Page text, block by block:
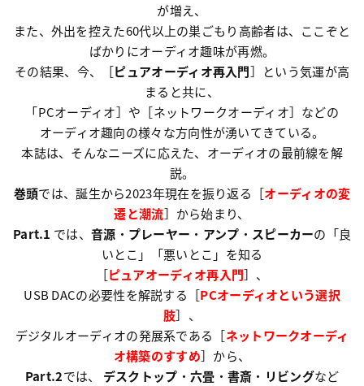
が増え、
また、外出を控えた60代以上の巣ごもり高齢者は、ここぞと
ばかりにオーディオ趣味が再燃。
その結果、今、［ピュアオーディオ再入門］という気運が高
まると共に、
「PCオーディオ］や［ネットワークオーディオ］などの
オーディオ趣向の様々な方向性が湧いてきている。
本誌は、そんなニーズに応えた、オーディオの最前線を解
説。
巻頭では、誕生から2023年現在を振り返る［オーディオの変
遷と潮流］から始まり、
Part.1 では、 音源 ・ プレーヤー ・ アンプ ・ スピーカーの「良
いとこ」「悪いとこ」を知る
［ピュアオーディオ再入門］、
USB DACの必要性を解説する［PCオーディオという選択
肢］、
デジタルオーディオの発展系である［ネットワークオーディ
オ構築のすすめ］から、
Part.2では、 デスクトップ ・ 六畳 ・ 書斎 ・ リビングなど